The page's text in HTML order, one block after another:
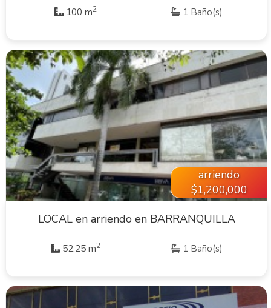
100 m2 1 Baño(s)
VER INMUEBLE
arriendo
$1,200,000
LOCAL en arriendo en BARRANQUILLA
52.25 m2 1 Baño(s)